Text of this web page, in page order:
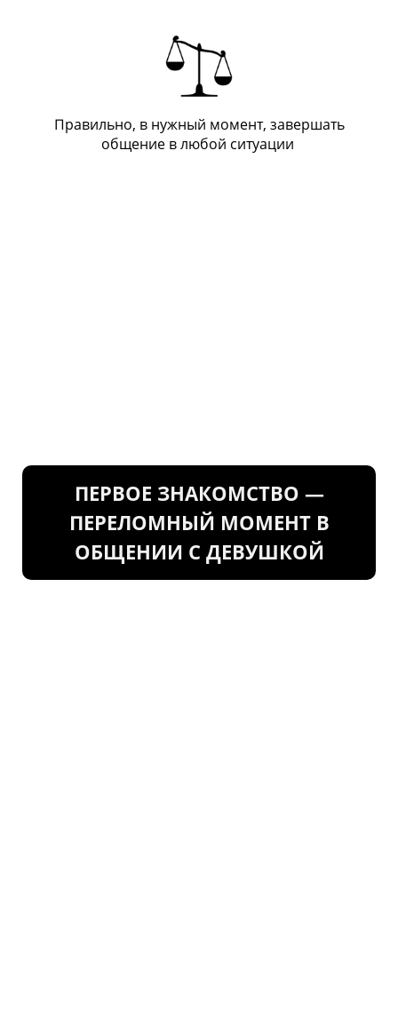
Правильно, в нужный момент, завершать
общение в любой ситуации
ПЕРВОЕ ЗНАКОМСТВО —
ПЕРЕЛОМНЫЙ МОМЕНТ В
ОБЩЕНИИ С ДЕВУШКОЙ